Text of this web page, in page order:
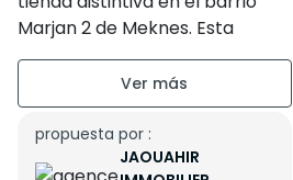
Marjan 2 de Meknes. Esta
tienda cuenta con una
ubicación ideal que la convierte
en una excelente opción para
actividades comerciales. Con
un área espaciosa de 150
propuesta por :
JAOUAHIR